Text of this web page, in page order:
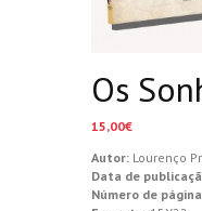
Os
15,00€
Autor: Lourenço
Data de
Número de